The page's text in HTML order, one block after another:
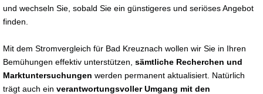
und wechseln Sie, sobald Sie ein günstigeres und seriöses Angebot
finden.
Mit dem Stromvergleich für Bad Kreuznach wollen wir Sie in Ihren
Bemühungen effektiv unterstützen, sämtliche Recherchen und
Marktuntersuchungen werden permanent aktualisiert. Natürlich
trägt auch ein verantwortungsvoller Umgang mit den